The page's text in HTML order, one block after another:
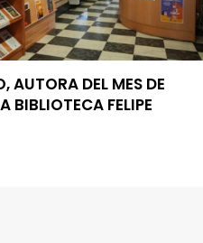
AUTORA DEL MES DE
BIBLIOTECA FELIPE